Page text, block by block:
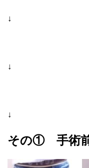
↓
↓
↓
その① 手術